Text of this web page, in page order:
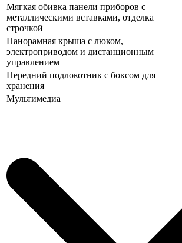
Мягкая обивка панели приборов с
металлическими вставками, отделка
строчкой
Панорамная крыша с люком,
электроприводом и дистанционным
управлением
Передний подлокотник с боксом для
хранения
Мультимедиа